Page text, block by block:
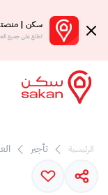
سكن |
اطلع على جميع
الرئيسية تأجير